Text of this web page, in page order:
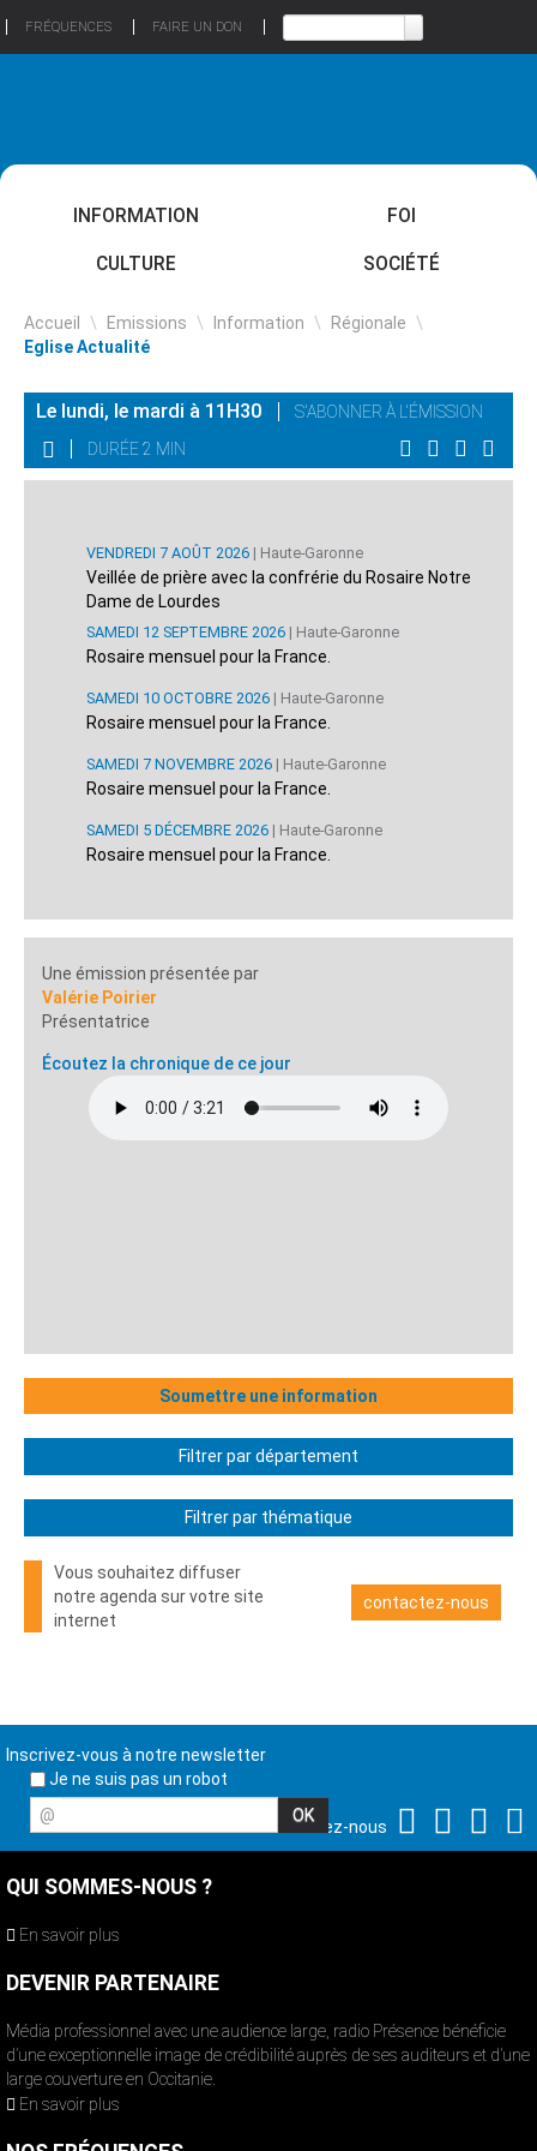
FRÉQUENCES FAIRE UN DON
INFORMATION FOI
CULTURE SOCIÉTÉ
Accueil \ Emissions \ Information \ Régionale \
Eglise Actualité
Le lundi, le mardi à 11H30
S'ABONNER À L'ÉMISSION
DURÉE 2 MIN
VENDREDI 7 AOÛT 2026 | Haute-Garonne
Veillée de prière avec la confrérie du Rosaire Notre
Dame de Lourdes
SAMEDI 12 SEPTEMBRE 2026 | Haute-Garonne
Rosaire mensuel pour la France.
SAMEDI 10 OCTOBRE 2026 | Haute-Garonne
Rosaire mensuel pour la France.
SAMEDI 7 NOVEMBRE 2026 | Haute-Garonne
Rosaire mensuel pour la France.
SAMEDI 5 DÉCEMBRE 2026 | Haute-Garonne
Rosaire mensuel pour la France.
Une émission présentée par
Valérie Poirier
Présentatrice
Écoutez la chronique de ce jour
Soumettre une information
Filtrer par département
Filtrer par thématique
Vous souhaitez diffuser
notre agenda sur votre site
internet
contactez-nous
Inscrivez-vous à notre newsletter
Je ne suis pas un robot
@
Suivez-nous
QUI SOMMES-NOUS ?
En savoir plus
DEVENIR PARTENAIRE
Média professionnel avec une audience large, radio Présence bénéficie
d’une exceptionnelle image de crédibilité auprès de ses auditeurs et d’une
large couverture en Occitanie.
En savoir plus